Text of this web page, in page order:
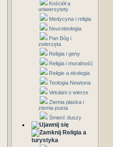
Kościół a
uniwersytety
Medycyna i religia
Neuroteologia
Pan Bóg i
zwierzęta
Religia i geny
Religia i moralność
Religie a ekologia
Teologia Newtona
Vetulani o wierze
Ziemia płaska i
ziemia pusta
Śmierć duszy
Religia a
turystyka